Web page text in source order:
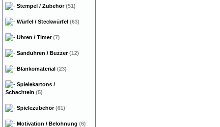
Stempel / Zubehör(51)
Würfel / Steckwürfel (63)
Uhren / Timer(7)
Sanduhren / Buzzer(12)
Blankomaterial (23)
Spielekartons /
Schachteln (5)
Spielezubehör(61)
Motivation / Belohnung (6)